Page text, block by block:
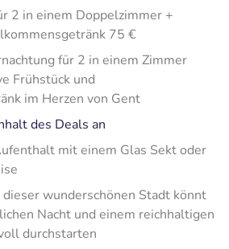
2 in einem Doppelzimmer +
75 €
für 2 in einem Zimmer
Frühstück und
im Herzen von Gent
des Deals an
mit einem Glas Sekt oder
dieser wunderschönen Stadt könnt
Nacht und einem reichhaltigen
durchstarten